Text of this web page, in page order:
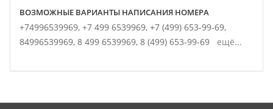
ВОЗМОЖНЫЕ ВАРИАНТЫ НАПИСАНИЯ НОМЕРА
+74996539969, +7 499 6539969, +7 (499) 653-99-69,
84996539969, 8 499 6539969, 8 (499) 653-99-69 ещё...